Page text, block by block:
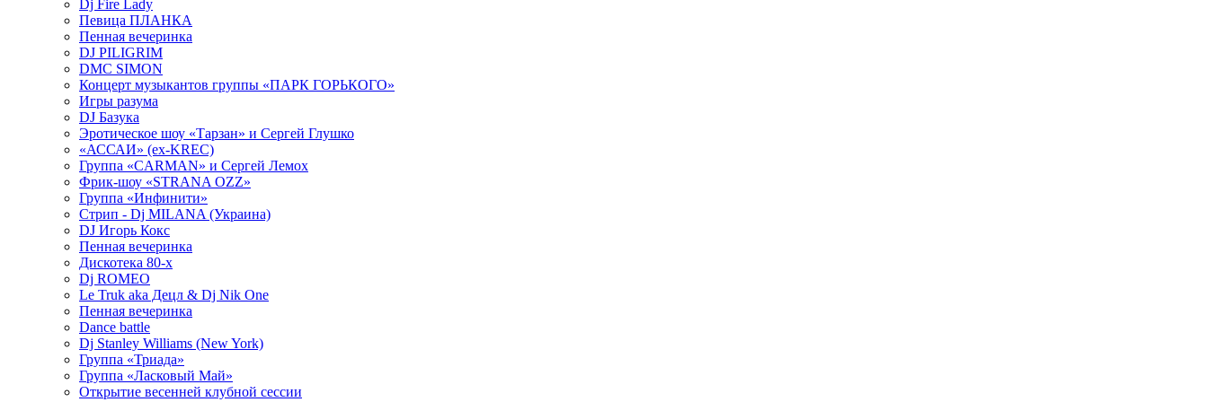
Dj Fire Lady
Певица ПЛАНКА
Пенная вечеринка
DJ PILIGRIM
DMC SIMON
Концерт музыкантов группы «ПАРК ГОРЬКОГО»
Игры разума
DJ Базука
Эротическое шоу «Тарзан» и Сергей Глушко
«АССАИ» (ex-KREC)
Группа «CARMAN» и Сергей Лемох
Фрик-шоу «STRANA OZZ»
Группа «Инфинити»
Стрип - Dj MILANA (Украина)
DJ Игорь Кокс
Пенная вечеринка
Дискотека 80-х
Dj ROMEO
Le Truk aka Децл & Dj Nik One
Пенная вечеринка
Dance battle
Dj Stanley Williams (New York)
Группа «Триада»
Группа «Ласковый Май»
Открытие весенней клубной сессии